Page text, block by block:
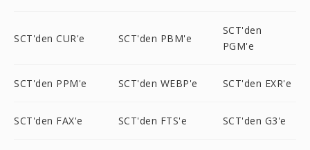
SCT'den CUR'e SCT'den PBM'e
SCT'den
PGM'e
SCT'den PPM'e SCT'den WEBP'e SCT'den EXR'e
SCT'den FAX'e SCT'den FTS'e SCT'den G3'e